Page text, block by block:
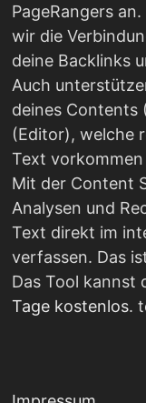
PageRangers
wir die
deine Backlinks
Auch
deines Contents
(Editor), welche
Text
Mit der Content
Analysen und
Text direkt im
verfassen. Das
Das Tool kannst
Tage kostenlos.